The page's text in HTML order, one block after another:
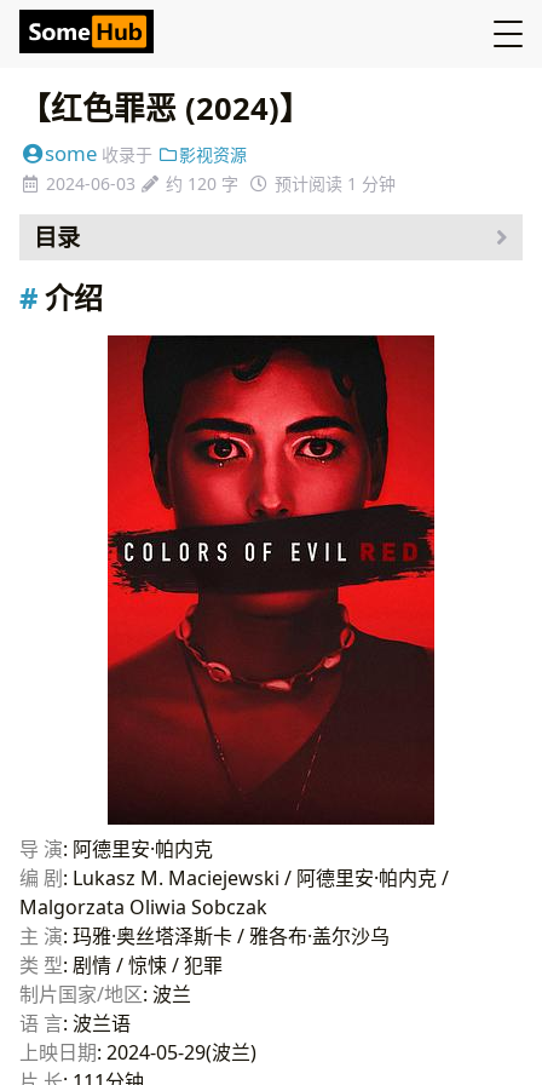
【红色罪恶 (2024)】
some 收录于
影视资源
2024-06-03
约 120 字 预计阅读 1 分钟
目录
介绍
资源
介绍
导 演: 阿德里安·帕内克
编 剧: Lukasz M. Maciejewski / 阿德里安·帕内克 /
Malgorzata Oliwia Sobczak
主 演: 玛雅·奥丝塔泽斯卡 / 雅各布·盖尔沙乌
类 型: 剧情 / 惊悚 / 犯罪
制片国家/地区: 波兰
语 言: 波兰语
上映日期: 2024-05-29(波兰)